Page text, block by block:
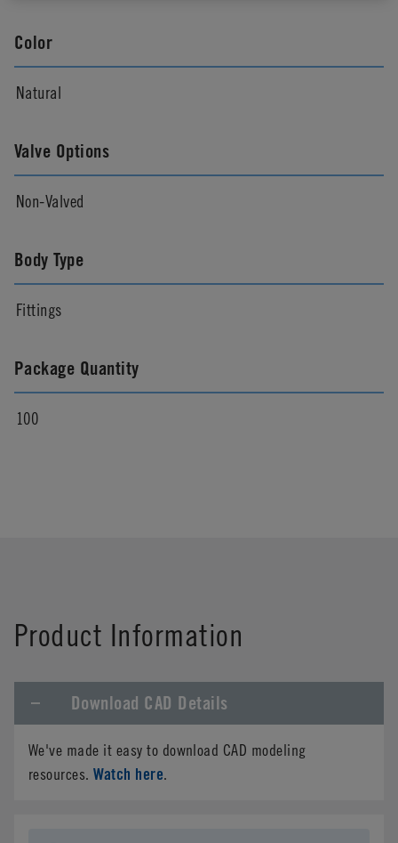
Color
Natural
Valve Options
Non-Valved
Body Type
Fittings
Package Quantity
100
Product Information
Download CAD Details
We've made it easy to download CAD modeling
resources.Watch here.